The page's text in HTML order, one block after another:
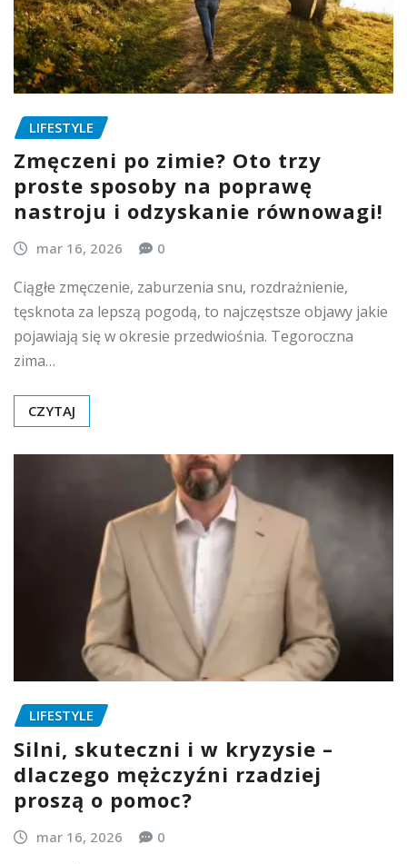
LIFESTYLE
Zmęczeni po zimie? Oto trzy
proste sposoby na poprawę
nastroju i odzyskanie równowagi!
mar 16, 2026 0
Ciągłe zmęczenie, zaburzenia snu, rozdrażnienie,
tęsknota za lepszą pogodą, to najczęstsze objawy jakie
pojawiają się w okresie przedwiośnia. Tegoroczna
zima…
CZYTAJ
LIFESTYLE
Silni, skuteczni i w kryzysie –
dlaczego mężczyźni rzadziej
proszą o pomoc?
mar 16, 2026 0